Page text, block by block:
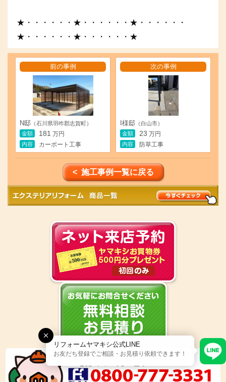
★・・・・・・★・・・・・・★・・・・・・
★・・・・・・★・・・・・・★
前の事例
N邸 （石川県羽咋郡志賀町）
金額
181 万円
内容
カーポート工事
次の事例
I様邸 （白山市）
金額
23 万円
内容
防草工事
< 施工事例一覧に戻る
リフォームヤマキシ公式LINE
お友だち登録でご相談・お見積り依頼できます！